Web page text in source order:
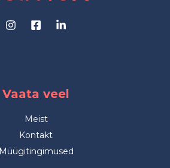
Vaata veel
Meist
Kontakt
Müügitingimused